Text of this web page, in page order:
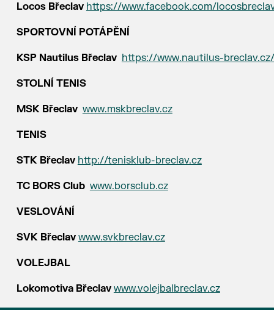
Locos Břeclav https://www.facebook.com/
SPORTOVNÍ POTÁPĚNÍ
KSP Nautilus Břeclav https://www.nautilus-breclav.cz/
STOLNÍ TENIS
MSK Břeclav www.mskbreclav.cz
TENIS
STK Břeclav http://tenisklub-breclav.cz
TC BORS Club www.borsclub.cz
VESLOVÁNÍ
SVK Břeclav www.svkbreclav.cz
VOLEJBAL
Lokomotiva Břeclav www.volejbalbreclav.cz